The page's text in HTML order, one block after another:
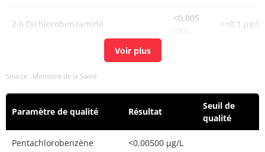
2,6 Dichlorobenzamide
<0,005
µg/L
<=0,1 µg/L
<0,005
<=0,1 µg/L
<0,020
µg/L
Source : Ministère de la Santé
Paramètre de qualité Résultat
Seuil de
qualité
Pentachlorobenzène <0,00500 µg/L